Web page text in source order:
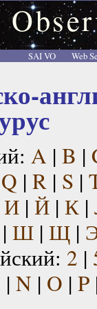
SAI VO
Web
A | B |
Q | R| S |
И| Й| К|
Ш| Щ|
2 |
| N | O | P